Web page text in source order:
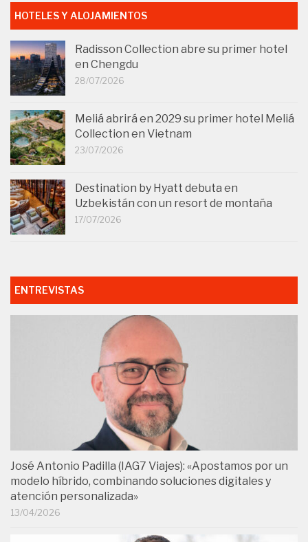
HOTELES Y ALOJAMIENTOS
Radisson Collection abre su primer hotel
en Chengdu
28/07/2026
Meliá abrirá en 2029 su primer hotel Meliá
Collection en Vietnam
23/07/2026
Destination by Hyatt debuta en
Uzbekistán con un resort de montaña
17/07/2026
ENTREVISTAS
José Antonio Padilla (IAG7 Viajes): «Apostamos por un
modelo híbrido, combinando soluciones digitales y
atención personalizada»
13/04/2026